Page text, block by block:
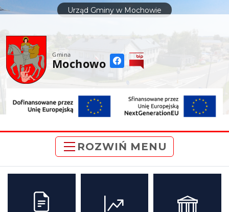
treści
Urząd Gminy w Mochowie
Gmina
Mochowo
ROZWIŃ MENU